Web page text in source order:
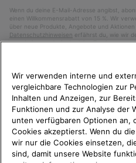
Wenn du deine E-Mail-Adresse angibst,
einen Willkommensrabatt von 15 %. Wir
über neue Produkte, Angebote und
Datenschutzhinweisen erfährst du, wie wir
verarbeiten und wie du deine Zustimmung
Deutschland
Wir verwenden interne und
vergleichbare Technologien zur
Inhalten und Anzeigen, zur
Funktionen und zur Analyse der
unten verfügbaren Optionen an,
Cookies akzeptierst. Wenn du
wir nur die Cookies einsetzen,
sind, damit unsere Website